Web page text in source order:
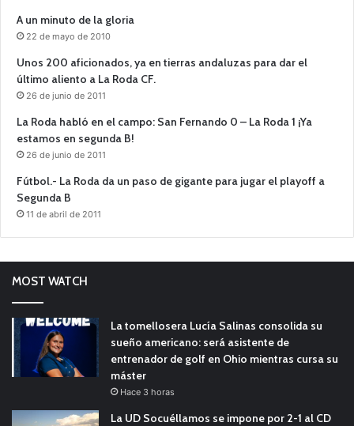
A un minuto de la gloria
22 de mayo de 2010
Unos 200 aficionados, ya en tierras andaluzas para dar el
último aliento a La Roda CF.
26 de junio de 2011
La Roda habló en el campo: San Fernando 0 – La Roda 1 ¡Ya
estamos en segunda B!
26 de junio de 2011
Fútbol.- La Roda da un paso de gigante para jugar el playoff a
Segunda B
11 de abril de 2011
MOST WATCH
La tomellosera Lucía Salinas consolida su
sueño americano: será asistente de
entrenador de golf en Ohio mientras cursa su
máster
Hace 3 horas
La UD Socuéllamos se impone por 2-1 al CD